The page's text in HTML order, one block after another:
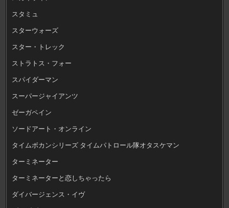
スタミュ
スターウォーズ
スター・トレック
ストラトス・フォー
スパイダーマン
スーパージャイアンツ
ゼーガペイン
ソードアート・オンライン
タイムボカンシリーズ タイムパトロール隊オタスケマン
ターミネーター
ターミネーターと恋しちゃったら
ダイバージェンス・イヴ